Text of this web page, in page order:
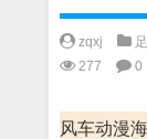
zqxj
277
0
风车动漫